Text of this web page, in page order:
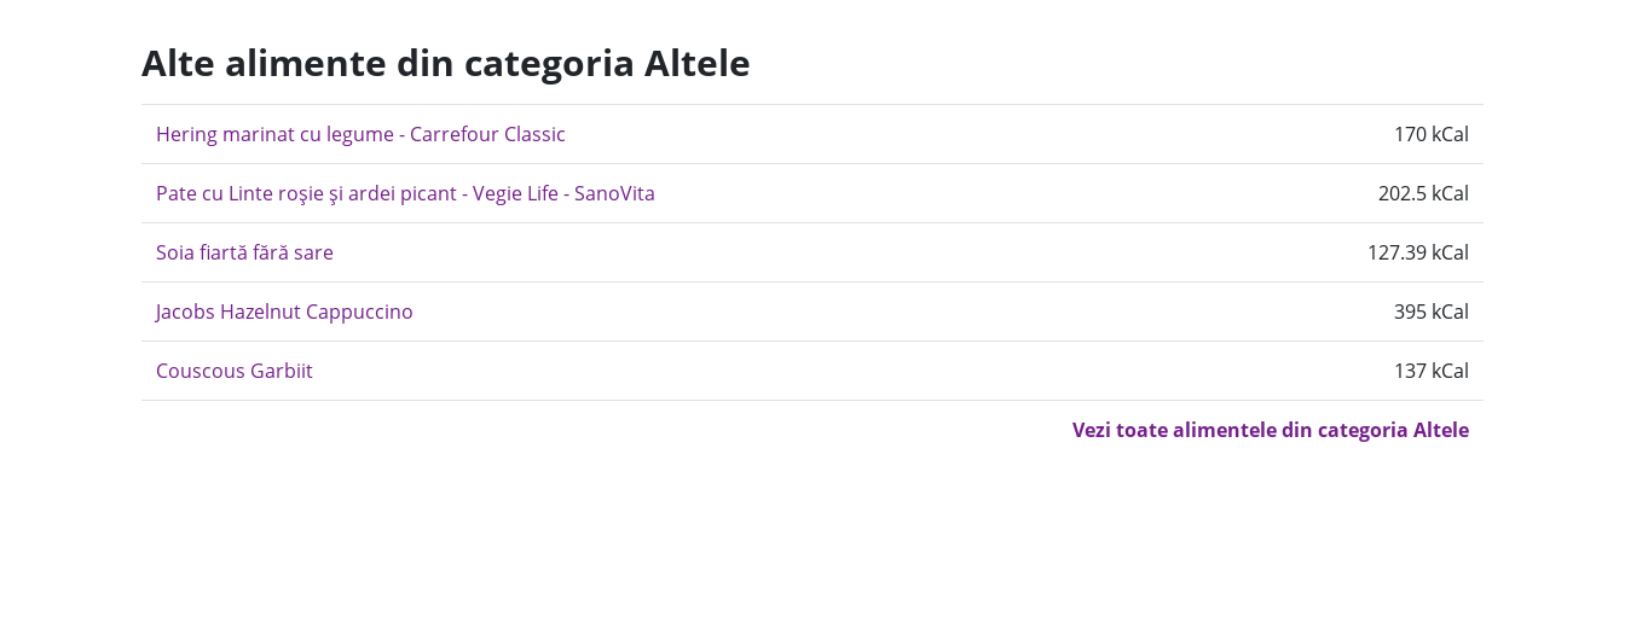
Alte alimente din categoria Altele
Hering marinat cu legume - Carrefour Classic 170 kCal
Pate cu Linte roșie și ardei picant - Vegie Life - SanoVita 202.5 kCal
Soia fiartă fără sare 127.39 kCal
Jacobs Hazelnut Cappuccino 395 kCal
Couscous Garbiit 137 kCal
Vezi toate alimentele din categoria Altele